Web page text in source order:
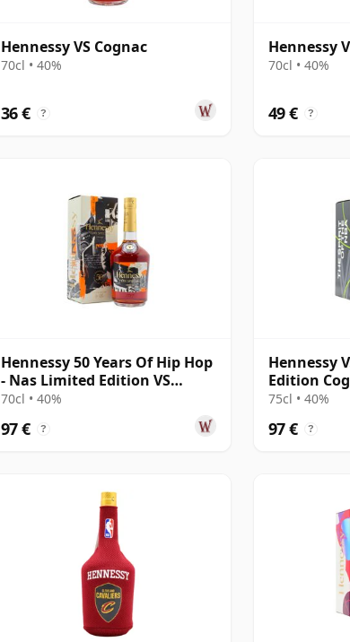
Hennessy VS Cognac
70cl • 40%
36 € ?
Hennessy
70cl • 40%
49 € ?
Hennessy 50 Years Of Hip Hop
- Nas Limited Edition VS
Cognac
70cl • 40%
97 € ?
Hennessy
Edition
75cl • 40%
97 € ?